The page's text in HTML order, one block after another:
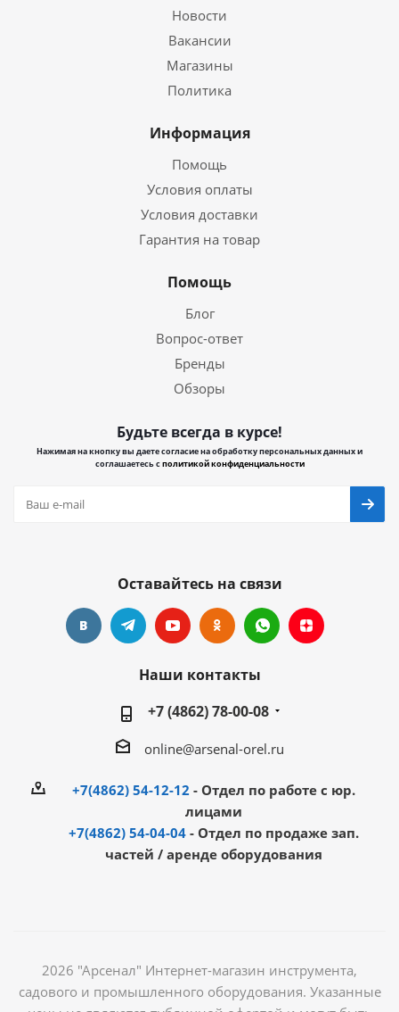
Новости
Вакансии
Магазины
Политика
Информация
Помощь
Условия оплаты
Условия доставки
Гарантия на товар
Помощь
Блог
Вопрос-ответ
Бренды
Обзоры
Будьте всегда в курсе!
Нажимая на кнопку вы даете согласие на обработку персональных данных и
соглашаетесь сполитикой конфиденциальности
Оставайтесь на связи
Наши контакты
+7 (4862) 78-00-08
online@arsenal-orel.ru
+7(4862) 54-12-12 - Отдел по работе с юр.
лицами
+7(4862) 54-04-04 - Отдел по продаже зап.
частей / аренде оборудования
2026 "Арсенал" Интернет-магазин инструмента,
садового и промышленного оборудования. Указанные